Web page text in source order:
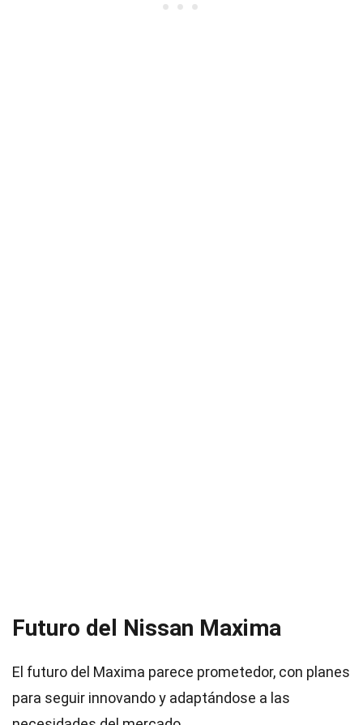
Futuro del Nissan Maxima
El futuro del Maxima parece prometedor, con planes
para seguir innovando y adaptándose a las